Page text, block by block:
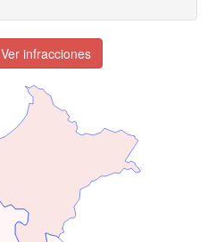
Ver infracciones